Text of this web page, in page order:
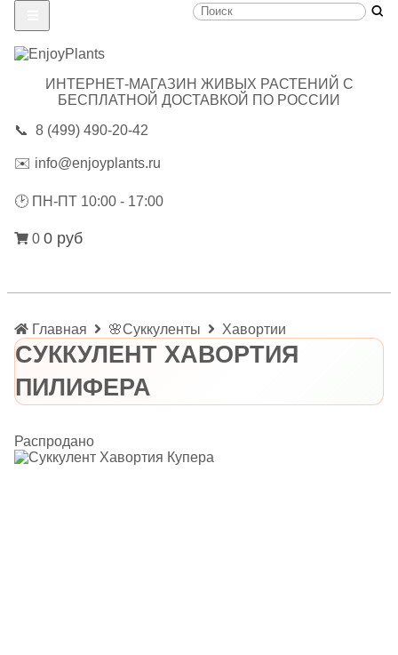
ИНТЕРНЕТ-МАГАЗИН ЖИВЫХ РАСТЕНИЙ С
БЕСПЛАТНОЙ ДОСТАВКОЙ ПО РОССИИ
📞 8 (499) 490-20-42
✉️ info@enjoyplants.ru
🕑 ПН-ПТ 10:00 - 17:00
0 0 руб
Главная 🌸Суккуленты Хавортии
СУККУЛЕНТ ХАВОРТИЯ
ПИЛИФЕРА
Распродано